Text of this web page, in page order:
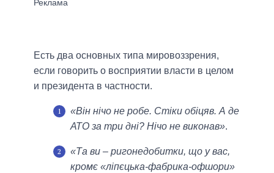
Есть два основных типа мировоззрения,
если говорить о восприятии власти в целом
и президента в частности.
«Він нічо не робе. Стіки обіцяв. А де
АТО за три дні? Нічо не виконав».
«Та ви – ригонедобитки, що у вас,
кромє «ліпєцька-фабрика-офшори»